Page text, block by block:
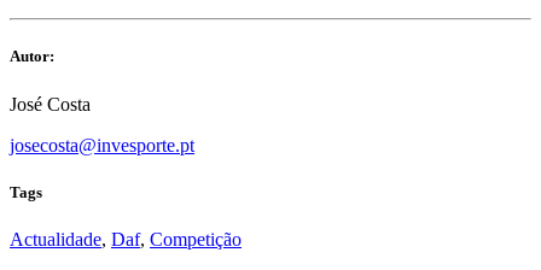
Autor:
José Costa
josecosta@invesporte.pt
Tags
Actualidade, Daf, Competição